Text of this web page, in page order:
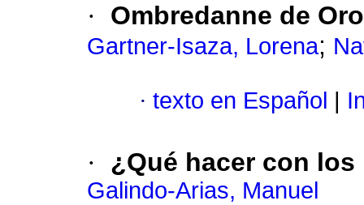
· Ombredanne de
Gartner-Isaza, Lorena;
· texto en Español
· ¿Qué hacer con
Galindo-Arias, Manuel